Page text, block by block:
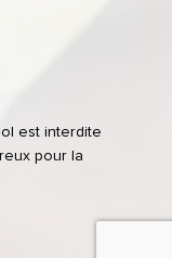
est interdite
pour la